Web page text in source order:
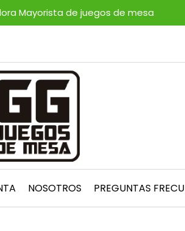
Mayorista de juegos de mesa
NOSOTROS PREGUNTAS